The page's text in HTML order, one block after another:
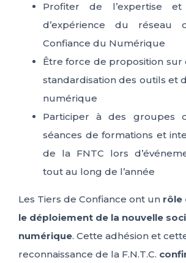
Profiter de l’expertise
d’expérience du réseau
Confiance du Numérique
Être force de proposition sur
standardisation des outils et
numérique
Participer à des groupes
séances de formations et
de la FNTC lors
tout au long de l’année
Les Tiers de Confiance ont un rôle
le déploiement de la nouvelle
numérique. Cette adhésion et
reconnaissance de la F.N.T.C.